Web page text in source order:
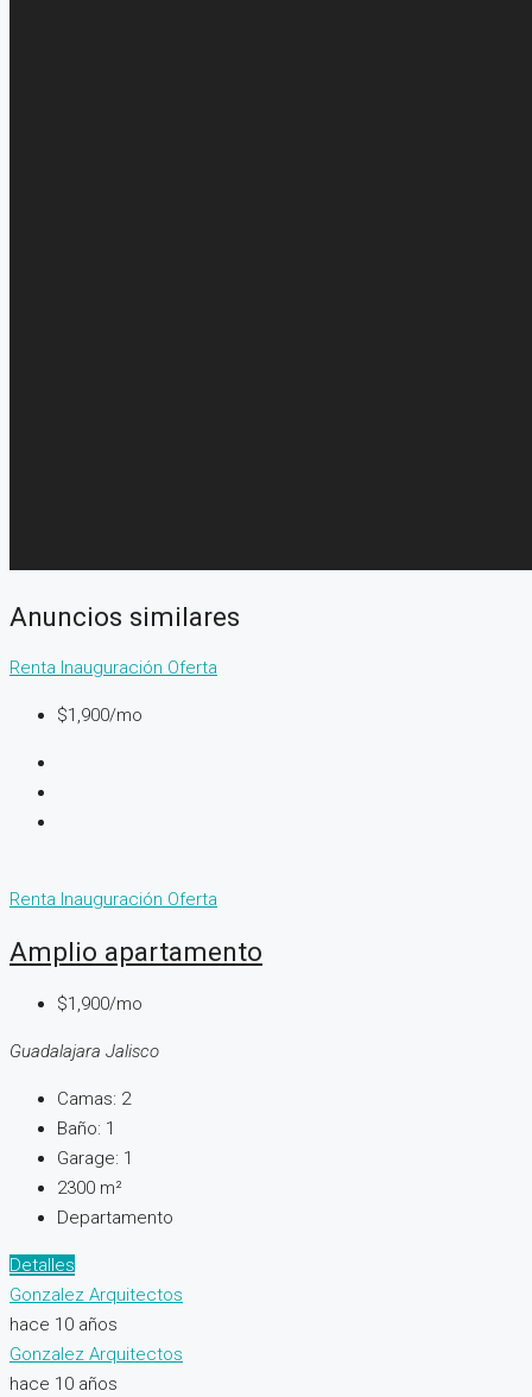
Anuncios similares
Renta Inauguración Oferta
$1,900/mo
Renta Inauguración Oferta
Amplio apartamento
$1,900/mo
Guadalajara Jalisco
Camas: 2
Baño: 1
Garage: 1
2300 m²
Departamento
Detalles
Gonzalez Arquitectos
hace 10 años
Gonzalez Arquitectos
hace 10 años